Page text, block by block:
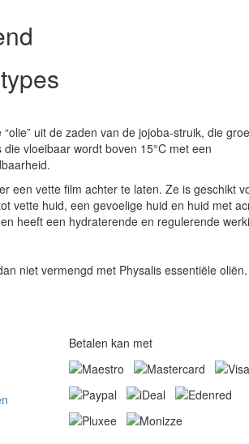
uit de zaden van de jojoba-struik, die
vloeibaar wordt boven 15°C met een
een vette film achter te laten. Ze is geschikt
vette huid, een gevoelige huid en huid met
heeft een hydraterende en regulerende
niet vermengd met Physalis essentiële oliën.
Betalen kan met